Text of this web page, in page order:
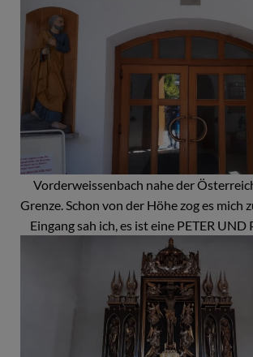
Vorderweissenbach nahe der
Grenze. Schon von der Höhe zog es mich
Eingang sah ich, es ist eine PETER UND